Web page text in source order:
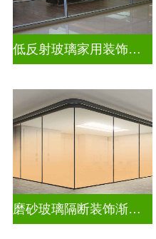
低反射玻璃家用装饰玻璃
磨砂玻璃隔断装饰渐变玻璃